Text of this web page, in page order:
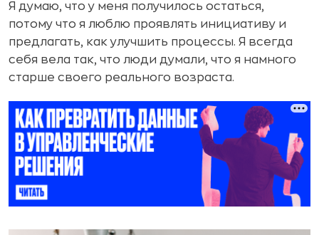
Я думаю, что у меня получилось остаться,
потому что я люблю проявлять инициативу и
предлагать, как улучшить процессы. Я всегда
себя вела так, что люди думали, что я намного
старше своего реального возраста.